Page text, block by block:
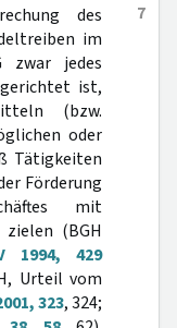
7
des
im
jedes
ist,
(bzw.
oder
Tätigkeiten
Förderung
mit
(BGH
1994, 429
Urteil vom
323, 324;